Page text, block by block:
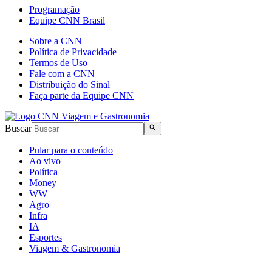
Programação
Equipe CNN Brasil
Sobre a CNN
Política de Privacidade
Termos de Uso
Fale com a CNN
Distribuição do Sinal
Faça parte da Equipe CNN
Buscar
Pular para o conteúdo
Ao vivo
Política
Money
WW
Agro
Infra
IA
Esportes
Viagem & Gastronomia